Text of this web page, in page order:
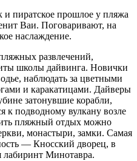
и пиратское прошлое у пляжа
Ваи. Поговаривают, на
наслаждение.
развлечений,
школы дайвинга. Новички
наблюдать за цветными
и каракатицами. Дайверы
затонувшие корабли,
к подводному вулкану возле
пляжный отдых можно
монастыри, замки. Самая
— Кносский дворец, в
лабиринт Минотавра.